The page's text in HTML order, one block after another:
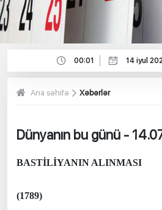
00:01 14 iyul
Ana səhifə Xəbərlər
Dünyanın bu günü -
BASTİLİYANIN ALINMASI
(1789)